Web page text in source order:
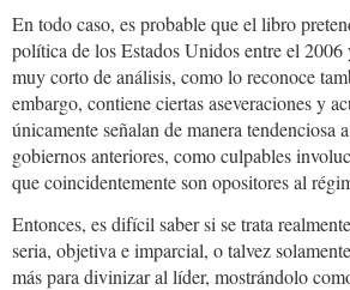
En todo caso, es probable que el libro
política de los Estados Unidos entre el
muy corto de análisis, como lo reconoce
embargo, contiene ciertas aseveraciones y
únicamente señalan de manera tendenciosa
gobiernos anteriores, como culpables
que coincidentemente son opositores al
Entonces, es difícil saber si se trata
seria, objetiva e imparcial, o talvez
más para divinizar al líder, mostrándolo